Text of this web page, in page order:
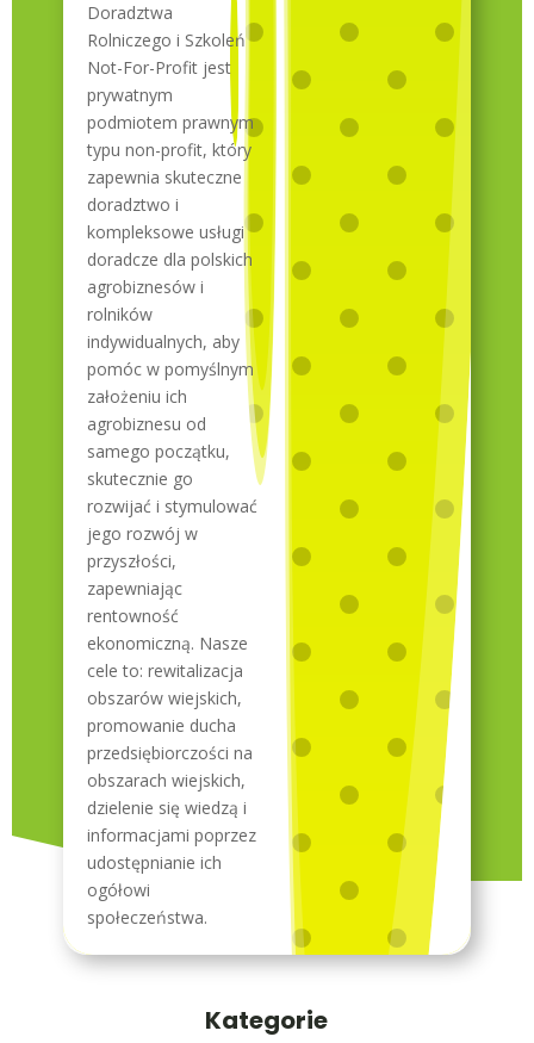
Doradztwa
Rolniczego i Szkoleń
Not-For-Profit jest
prywatnym
podmiotem prawnym
typu non-profit, który
zapewnia skuteczne
doradztwo i
kompleksowe usługi
doradcze dla polskich
agrobiznesów i
rolników
indywidualnych, aby
pomóc w pomyślnym
założeniu ich
agrobiznesu od
samego początku,
skutecznie go
rozwijać i stymulować
jego rozwój w
przyszłości,
zapewniając
rentowność
ekonomiczną. Nasze
cele to: rewitalizacja
obszarów wiejskich,
promowanie ducha
przedsiębiorczości na
obszarach wiejskich,
dzielenie się wiedzą i
informacjami poprzez
udostępnianie ich
ogółowi
społeczeństwa.
Kategorie